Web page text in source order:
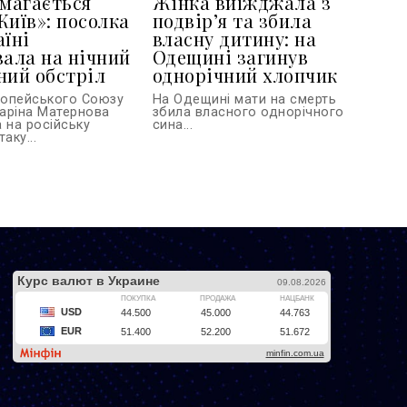
посолка
на нічний
обстріл
Союзу
Матернова
на російську
подвір’я та збила
власну дитину: на
Одещині загинув
однорічний хлопчик
На Одещині мати на смерть
збила власного однорічного
сина...